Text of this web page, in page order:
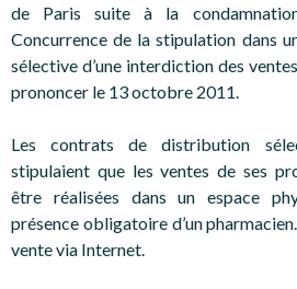
de Paris suite à la
Concurrence de la stipulation dans
sélective d’une interdiction des
prononcer le 13 octobre 2011.
Les contrats de distribution
stipulaient que les ventes de ses
être réalisées dans un espace
présence obligatoire d’un
vente via Internet.